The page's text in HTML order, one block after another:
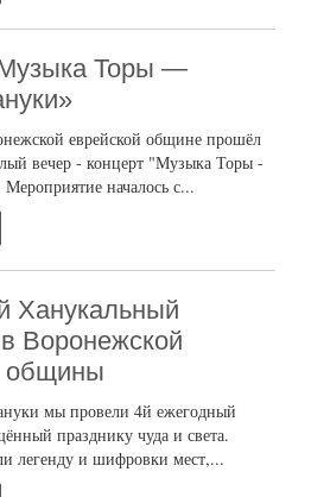
Торы —
еврейской общине прошёл
вечер - концерт "Музыка Торы -
началось с...
Ханукальный
Воронежской
общины
мы провели 4й ежегодный
празднику чуда и света.
легенду и шифровки мест,...